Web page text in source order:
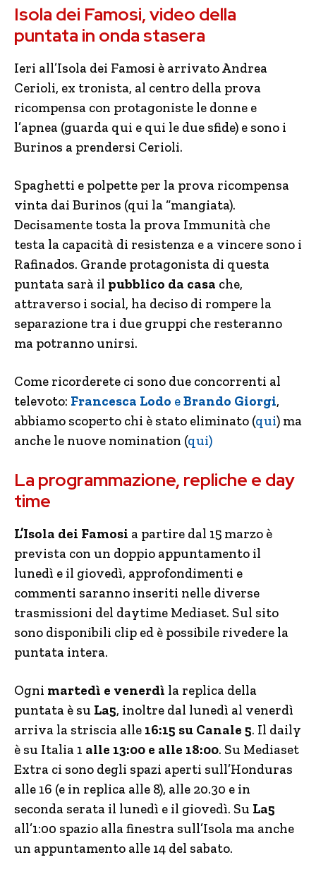
Isola dei Famosi, video della
puntata in onda stasera
Ieri all’Isola dei Famosi è arrivato Andrea
Cerioli, ex tronista, al centro della prova
ricompensa con protagoniste le donne e
l’apnea (guarda qui e qui le due sfide) e sono i
Burinos a prendersi Cerioli.
Spaghetti e polpette per la prova ricompensa
vinta dai Burinos (qui la “mangiata).
Decisamente tosta la prova Immunità che
testa la capacità di resistenza e a vincere sono i
Rafinados. Grande protagonista di questa
puntata sarà il pubblico da casa che,
attraverso i social, ha deciso di rompere la
separazione tra i due gruppi che resteranno
ma potranno unirsi.
Come ricorderete ci sono due concorrenti al
televoto: Francesca Lodo eBrando Giorgi,
abbiamo scoperto chi è stato eliminato (qui) ma
anche le nuove nomination (qui)
La programmazione, repliche e day
time
L’Isola dei Famosi a partire dal 15 marzo è
prevista con un doppio appuntamento il
lunedì e il giovedì, approfondimenti e
commenti saranno inseriti nelle diverse
trasmissioni del daytime Mediaset. Sul sito
sono disponibili clip ed è possibile rivedere la
puntata intera.
Ogni martedì e venerdì la replica della
puntata è su La5, inoltre dal lunedì al venerdì
arriva la striscia alle 16:15 su Canale 5. Il daily
è su Italia 1 alle 13:00 e alle 18:00. Su Mediaset
Extra ci sono degli spazi aperti sull’Honduras
alle 16 (e in replica alle 8), alle 20.30 e in
seconda serata il lunedì e il giovedì. Su La5
all’1:00 spazio alla finestra sull’Isola ma anche
un appuntamento alle 14 del sabato.